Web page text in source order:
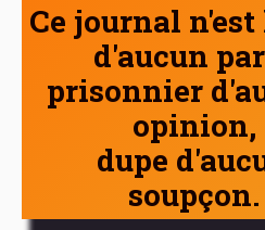
Ce journal n'est
d'aucun
prisonnier
opinion,
dupe
soupçon.